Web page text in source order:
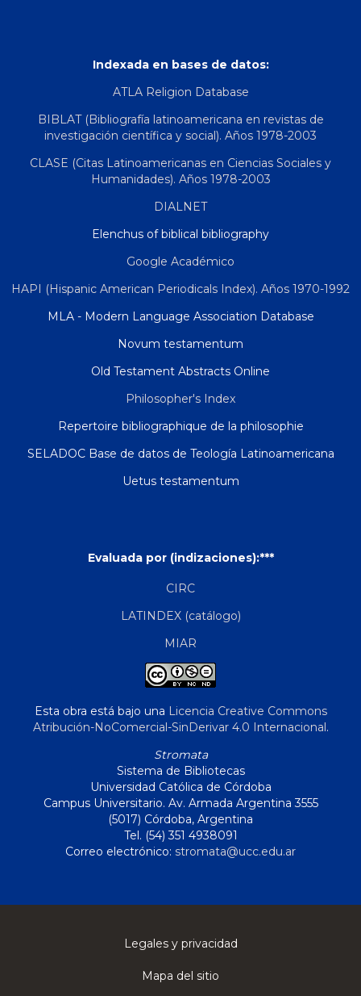
Indexada en bases de datos:
ATLA Religion Database
BIBLAT (Bibliografía latinoamericana en revistas de
investigación científica y social). Años 1978-2003
CLASE (Citas Latinoamericanas en Ciencias Sociales y
Humanidades). Años 1978-2003
DIALNET
Elenchus of biblical bibliography
Google Académico
HAPI (Hispanic American Periodicals Index). Años 1970-1992
MLA - Modern Language Association Database
Novum testamentum
Old Testament Abstracts Online
Philosopher's Index
Repertoire bibliographique de la philosophie
SELADOC Base de datos de Teología Latinoamericana
Uetus testamentum
Evaluada por (indizaciones):***
CIRC
LATINDEX (catálogo)
MIAR
Esta obra está bajo una Licencia Creative Commons
Atribución-NoComercial-SinDerivar 4.0 Internacional.
Stromata
Sistema de Bibliotecas
Universidad Católica de Córdoba
Campus Universitario. Av. Armada Argentina 3555
(5017) Córdoba, Argentina
Tel. (54) 351 4938091
Correo electrónico: stromata@ucc.edu.ar
Legales y privacidad
Mapa del sitio